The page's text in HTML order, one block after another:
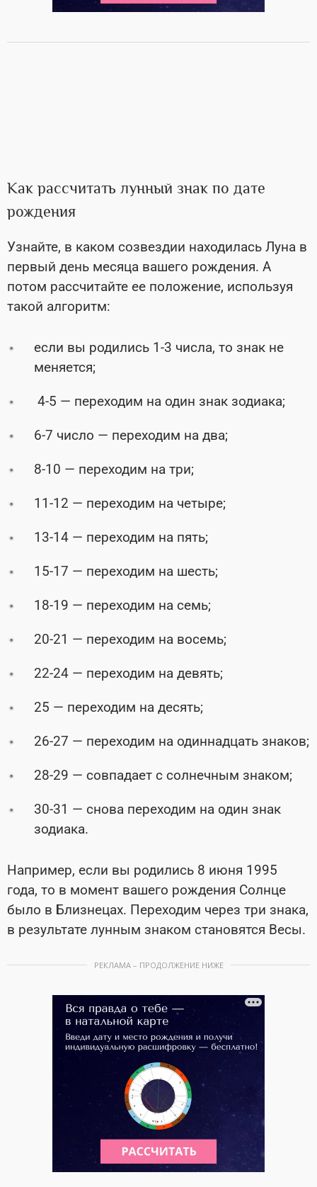
Как рассчитать лунный знак по дате
рождения
Узнайте, в каком созвездии находилась Луна в
первый день месяца вашего рождения. А
потом рассчитайте ее положение, используя
такой алгоритм:
если вы родились 1-3 числа, то знак не
меняется;
4-5 — переходим на один знак зодиака;
6-7 число — переходим на два;
8-10 — переходим на три;
11-12 — переходим на четыре;
13-14 — переходим на пять;
15-17 — переходим на шесть;
18-19 — переходим на семь;
20-21 — переходим на восемь;
22-24 — переходим на девять;
25 — переходим на десять;
26-27 — переходим на одиннадцать знаков;
28-29 — совпадает с солнечным знаком;
30-31 — снова переходим на один знак
зодиака.
Например, если вы родились 8 июня 1995
года, то в момент вашего рождения Солнце
было в Близнецах. Переходим через три знака,
в результате лунным знаком становятся Весы.
РЕКЛАМА – ПРОДОЛЖЕНИЕ НИЖЕ